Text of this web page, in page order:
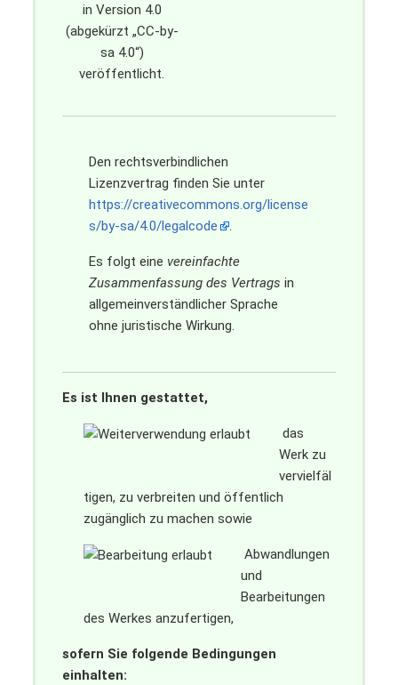
in Version 4.0
(abgekürzt „CC-by-
sa 4.0“)
veröffentlicht.
Den rechtsverbindlichen
Lizenzvertrag finden Sie unter
https://creativecommons.org/license
s/by-sa/4.0/legalcode
.
Es folgt eine vereinfachte
Zusammenfassung des Vertrags in
allgemeinverständlicher Sprache
ohne juristische Wirkung.
Es ist Ihnen gestattet,
das
Werk zu
vervielfäl
tigen, zu verbreiten und öffentlich
zugänglich zu machen sowie
Abwandlungen
und
Bearbeitungen
des Werkes anzufertigen,
sofern Sie folgende Bedingungen
einhalten: